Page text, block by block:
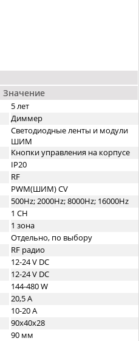
Значение
5 лет
Диммер
Светодиодные ленты и модули
ШИМ
Кнопки управления на корпусе
IP20
RF
PWM(ШИМ) CV
500Hz; 2000Hz; 8000Hz; 16000Hz
1 CH
1 зона
Отдельно, по выбору
RF радио
12-24 V DC
12-24 V DC
144-480 W
20,5 А
10-20 A
90x40x28
90 мм